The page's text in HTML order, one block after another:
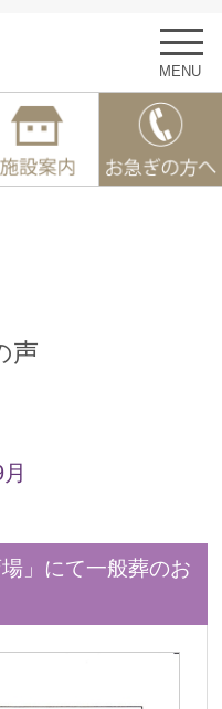
MENU
声
」にて一般葬のお